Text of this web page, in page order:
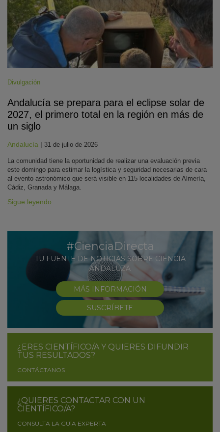
Divulgación
Andalucía se prepara para el eclipse solar de
2027, el primero total en la región en más de
un siglo
Andalucía | 31 de julio de 2026
La comunidad tiene la oportunidad de realizar una evaluación previa
este domingo para estimar la logística y seguridad necesarias de cara
al evento astronómico que será visible en 115 localidades de Almería,
Cádiz, Granada y Málaga.
Sigue leyendo
#CienciaDirecta
TU FUENTE DE NOTICIAS SOBRE CIENCIA
ANDALUZA
MÁS INFORMACIÓN
SUSCRÍBETE
¿ERES CIENTÍFICO/A Y QUIERES DIFUNDIR
TUS RESULTADOS?
CONTÁCTANOS
¿QUIERES CONTACTAR CON UN
CIENTÍFICO/A?
CONSULTA LA GUÍA EXPERTA